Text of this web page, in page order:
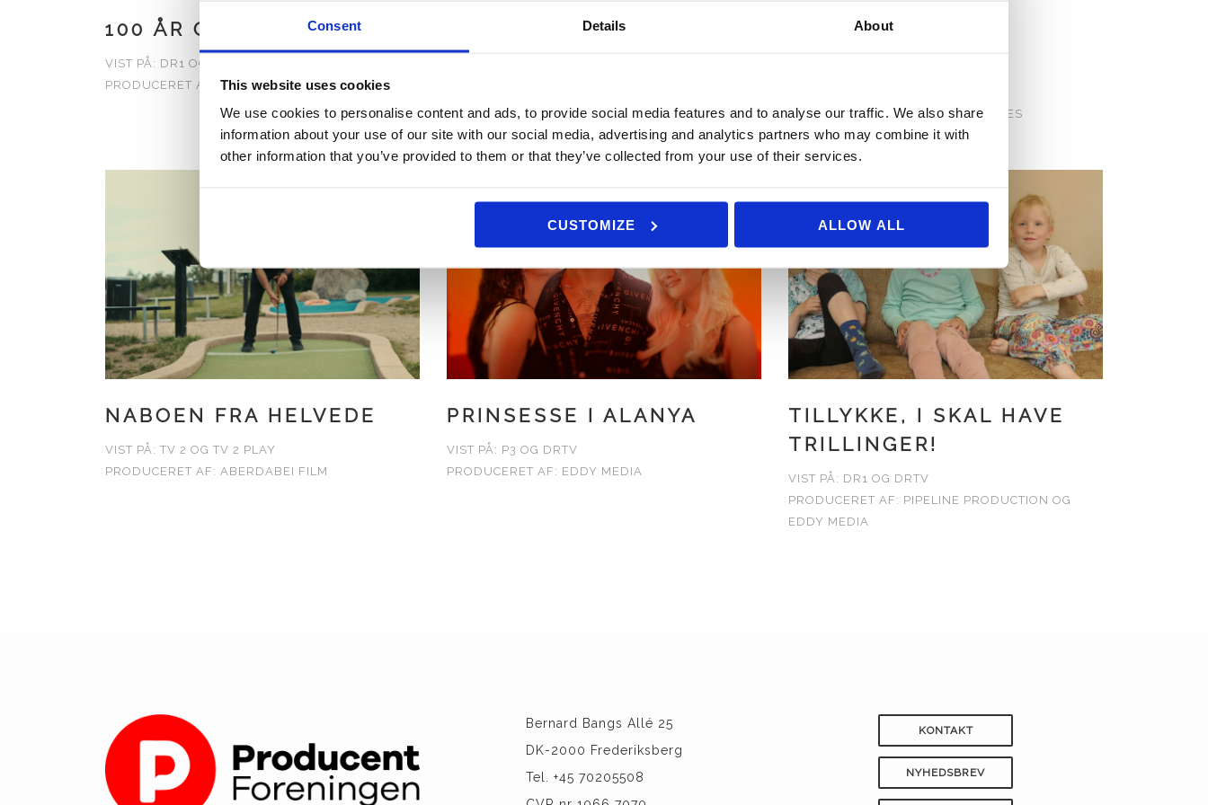
Consent Details About
This website uses cookies
We use cookies to personalise content and ads, to provide social media features and to analyse our traffic. We also share
information about your use of our site with our social media, advertising and analytics partners who may combine it with
other information that you’ve provided to them or that they’ve collected from your use of their services.
CUSTOMIZE ALLOW ALL
100 ÅR OG EN SOMMER
VIST PÅ: DR1 OG DRTV
PRODUCERET AF: DR BRED KULTUR & FAKTA
DE SJÆLDNE DANSKERE
LANDSHOLDET -
PRODUCERET AF: YES YES PICTURES
NABOEN FRA HELVEDE
VIST PÅ: TV 2 OG TV 2 PLAY
PRODUCERET AF: ABERDABEI FILM
PRINSESSE I ALANYA
VIST PÅ: P3 OG DRTV
PRODUCERET AF: EDDY MEDIA
TILLYKKE, I SKAL HAVE
TRILLINGER!
VIST PÅ: DR1 OG DRTV
PRODUCERET AF: PIPELINE PRODUCTION OG
EDDY MEDIA
Bernard Bangs Allé 25
DK-2000 Frederiksberg
Tel. +45 70205508
KONTAKT
NYHEDSBREV